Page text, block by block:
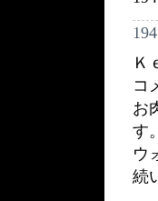
194
Ｋ
コ
お
す。
ウ
続